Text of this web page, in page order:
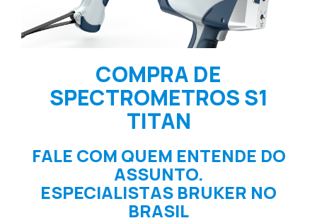
COMPRA DE
SPECTROMETROS S1
TITAN
FALE COM QUEM ENTENDE DO
ASSUNTO.
ESPECIALISTAS BRUKER NO
BRASIL